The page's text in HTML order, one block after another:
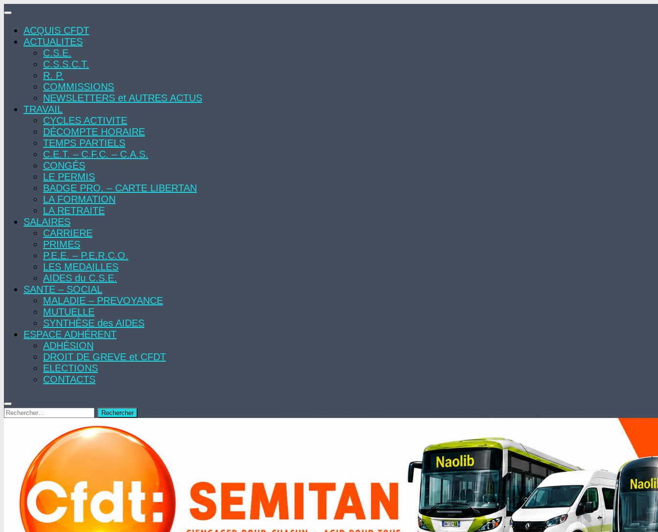
Skip
contentACQUIS CFDT
ACTUALITES
C.S.E.
C.S.S.C.T.
R. P.
COMMISSIONS
NEWSLETTERS et AUTRES ACTUS
TRAVAIL
CYCLES ACTIVITE
DÉCOMPTE HORAIRE
TEMPS PARTIELS
C.E.T. – C.F.C. – C.A.S.
CONGÉS
LE PERMIS
BADGE PRO. – CARTE LIBERTAN
LA FORMATION
LA RETRAITE
SALAIRES
CARRIERE
PRIMES
P.E.E. – P.E.R.C.O.
LES MEDAILLES
AIDES du C.S.E.
SANTE – SOCIAL
MALADIE – PREVOYANCE
MUTUELLE
SYNTHÈSE des AIDES
ESPACE ADHÉRENT
ADHÉSION
DROIT DE GREVE et CFDT
ELECTIONS
CONTACTS
Rechercher :